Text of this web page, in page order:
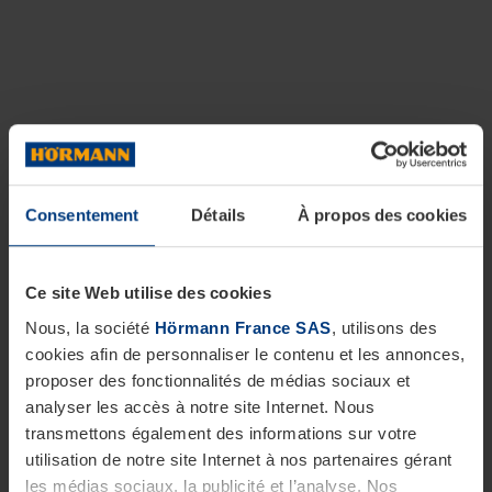
Consentement Détails À propos des cookies
Ce site Web utilise des cookies
Nous, la société Hörmann France SAS, utilisons des
cookies afin de personnaliser le contenu et les annonces,
proposer des fonctionnalités de médias sociaux et
analyser les accès à notre site Internet. Nous
transmettons également des informations sur votre
utilisation de notre site Internet à nos partenaires gérant
les médias sociaux, la publicité et l’analyse. Nos